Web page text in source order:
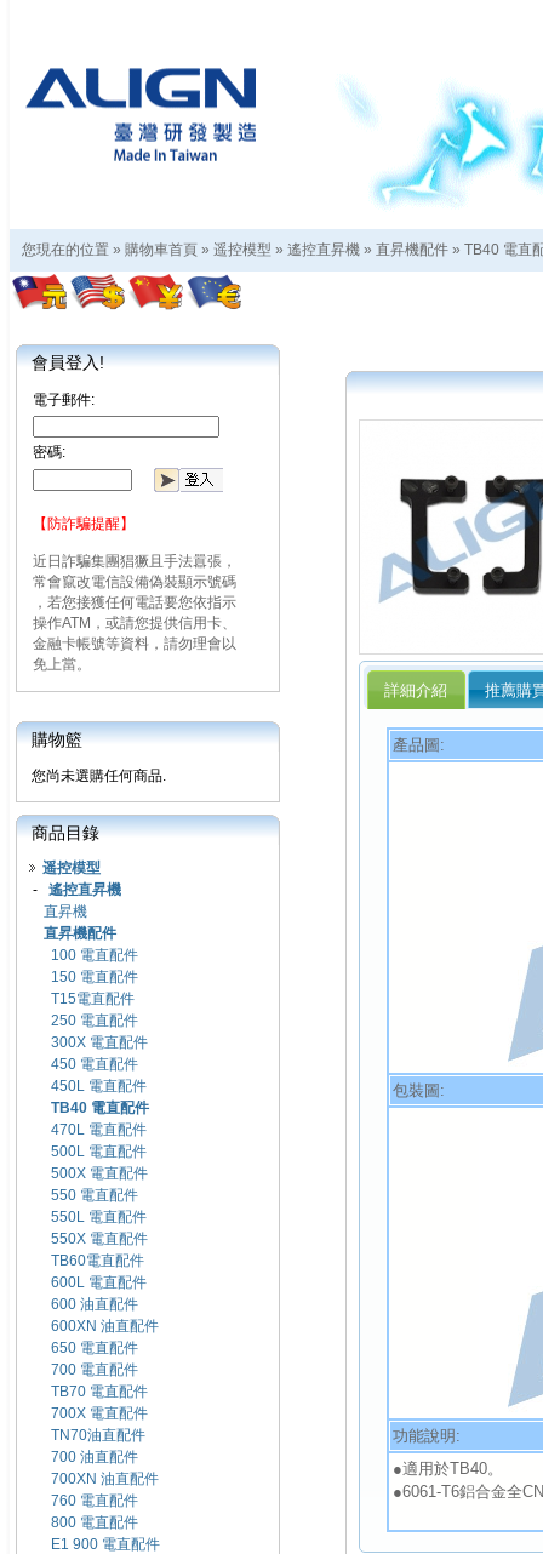
您現在的位置 » 購物車首頁 » 遥控模型 » 遙控直昇機 » 直昇機配件 » TB40 電直
會員登入!
電子郵件:
密碼:
【防詐騙提醒】
近日詐騙集團猖獗且手法囂張，
常會竄改電信設備偽裝顯示號碼
，若您接獲任何電話要您依指示
操作ATM，或請您提供信用卡、
金融卡帳號等資料，請勿理會以
免上當。
購物籃
您尚未選購任何商品.
商品目錄
遥控模型
- 遙控直昇機
直昇機
直昇機配件
100 電直配件
150 電直配件
T15電直配件
250 電直配件
300X 電直配件
450 電直配件
450L 電直配件
TB40 電直配件
470L 電直配件
500L 電直配件
500X 電直配件
550 電直配件
550L 電直配件
550X 電直配件
TB60電直配件
600L 電直配件
600 油直配件
600XN 油直配件
650 電直配件
700 電直配件
TB70 電直配件
700X 電直配件
TN70油直配件
700 油直配件
700XN 油直配件
760 電直配件
800 電直配件
E1 900 電直配件
詳細介紹 推薦購
產品圖:
包裝圖:
功能說明:
●適用於TB40。
●6061-T6鋁合金全